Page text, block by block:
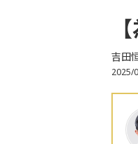
吉田
2025/